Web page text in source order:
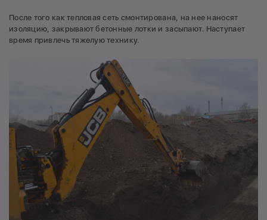
После того как тепловая сеть смонтирована, на нее наносят
изоляцию, закрывают бетонные лотки и засыпают. Наступает
время привлечь тяжелую технику.